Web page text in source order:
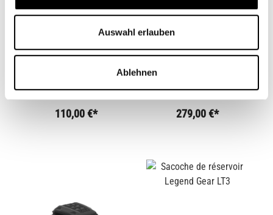
Auswahl erlauben
Ablehnen
MAGNÉTIQUE 5,5 L.
CB10996M
110,00 €*
BMW
CB13071
279,00 €*